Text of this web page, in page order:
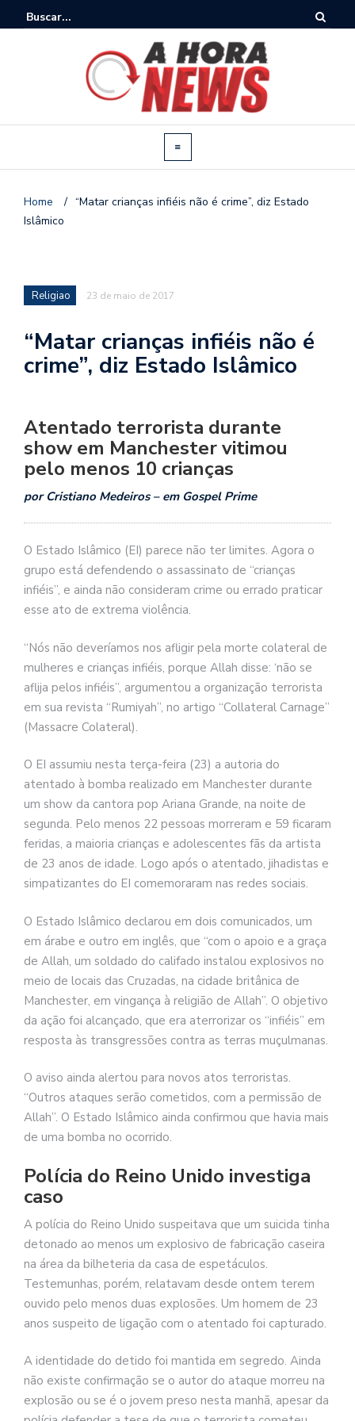
Home / “Matar crianças infiéis não é crime”, diz Estado
Islâmico
Religiao 23 de maio de 2017
“Matar crianças infiéis não é
crime”, diz Estado Islâmico
Atentado terrorista durante
show em Manchester vitimou
pelo menos 10 crianças
por Cristiano Medeiros – em Gospel Prime
O Estado Islâmico (EI) parece não ter limites. Agora o
grupo está defendendo o assassinato de “crianças
infiéis”, e ainda não consideram crime ou errado praticar
esse ato de extrema violência.
“Nós não deveríamos nos afligir pela morte colateral de
mulheres e crianças infiéis, porque Allah disse: ‘não se
aflija pelos infiéis”, argumentou a organização terrorista
em sua revista “Rumiyah”, no artigo “Collateral Carnage”
(Massacre Colateral).
O EI assumiu nesta terça-feira (23) a autoria do
atentado à bomba realizado em Manchester durante
um show da cantora pop Ariana Grande, na noite de
segunda. Pelo menos 22 pessoas morreram e 59 ficaram
feridas, a maioria crianças e adolescentes fãs da artista
de 23 anos de idade. Logo após o atentado, jihadistas e
simpatizantes do EI comemoraram nas redes sociais.
O Estado Islâmico declarou em dois comunicados, um
em árabe e outro em inglês, que “com o apoio e a graça
de Allah, um soldado do califado instalou explosivos no
meio de locais das Cruzadas, na cidade britânica de
Manchester, em vingança à religião de Allah”. O objetivo
da ação foi alcançado, que era aterrorizar os “infiéis” em
resposta às transgressões contra as terras muçulmanas.
O aviso ainda alertou para novos atos terroristas.
“Outros ataques serão cometidos, com a permissão de
Allah”. O Estado Islâmico ainda confirmou que havia mais
de uma bomba no ocorrido.
Polícia do Reino Unido investiga
caso
A polícia do Reino Unido suspeitava que um suicida tinha
detonado ao menos um explosivo de fabricação caseira
na área da bilheteria da casa de espetáculos.
Testemunhas, porém, relatavam desde ontem terem
ouvido pelo menos duas explosões. Um homem de 23
anos suspeito de ligação com o atentado foi capturado.
A identidade do detido foi mantida em segredo. Ainda
não existe confirmação se o autor do ataque morreu na
explosão ou se é o jovem preso nesta manhã, apesar da